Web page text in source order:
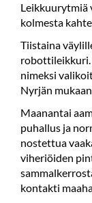
Leikkuurytmiä
kolmesta
Tiistaina
robottileikkuri.
nimeksi
Nyrjän
Maanantai
puhallus ja
nostettua
viheriöiden
kontakti